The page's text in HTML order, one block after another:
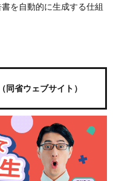
を自動的に生成する仕組
同省ウェブサイト）